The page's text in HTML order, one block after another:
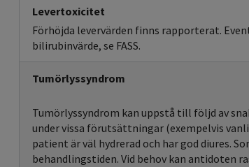
Levertoxicitet
Förhöjda levervärden finns rapporterat.
bilirubinvärde, se FASS.
Tumörlyssyndrom
Tumörlyssyndrom kan uppstå till följd av
under vissa förutsättningar (exempelvis
patient är väl hydrerad och har god diures.
behandlingstiden. Vid behov kan antidoten